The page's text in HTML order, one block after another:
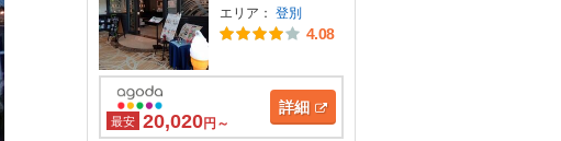
エリア： 登別
4.08
最安 20,020円～
詳細